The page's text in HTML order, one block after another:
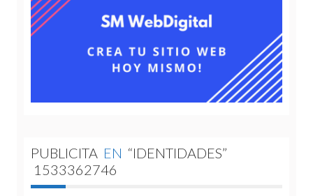
PUBLICITA EN “IDENTIDADES”
1533362746